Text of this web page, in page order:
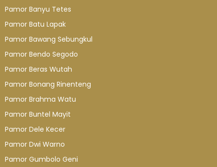
Pamor Banyu Tetes
Pamor Batu Lapak
Pamor Bawang Sebungkul
Pamor Bendo Segodo
Pamor Beras Wutah
Pamor Bonang Rinenteng
Pamor Brahma Watu
Pamor Buntel Mayit
Pamor Dele Kecer
Pamor Dwi Warno
Pamor Gumbolo Geni